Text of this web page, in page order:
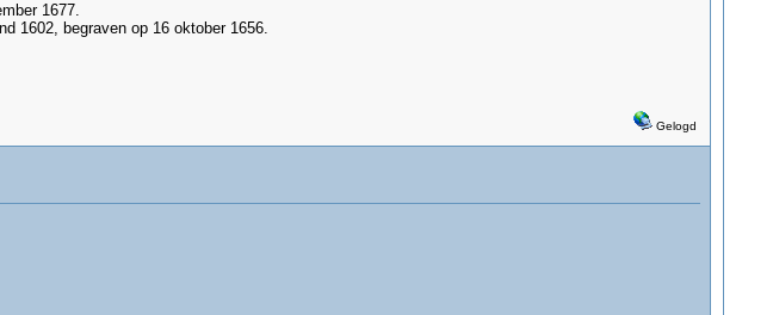
1677.
1602, begraven op 16 oktober 1656.
Gelogd